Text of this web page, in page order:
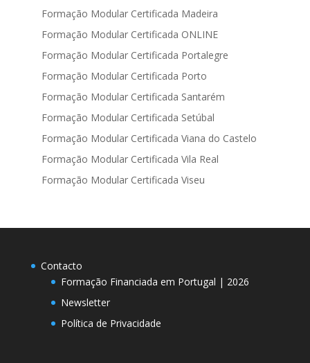
Formação Modular Certificada Madeira
Formação Modular Certificada ONLINE
Formação Modular Certificada Portalegre
Formação Modular Certificada Porto
Formação Modular Certificada Santarém
Formação Modular Certificada Setúbal
Formação Modular Certificada Viana do Castelo
Formação Modular Certificada Vila Real
Formação Modular Certificada Viseu
Contacto
Formação Financiada em Portugal | 2026
Newsletter
Política de Privacidade